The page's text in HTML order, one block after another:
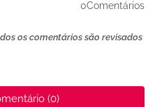
0Comentários
os comentários são revisados
(0)